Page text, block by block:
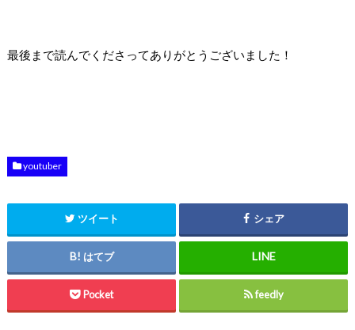
最後まで読んでくださってありがとうございました！
youtuber
ツイート シェア
はてブ
Pocket feedly